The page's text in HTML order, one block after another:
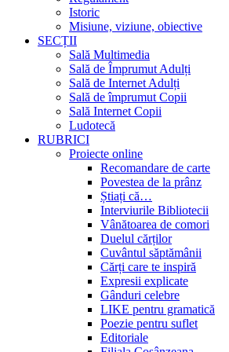
Istoric
Misiune, viziune, obiective
SECȚII
Sală Multimedia
Sală de Împrumut Adulți
Sală de Internet Adulți
Sală de împrumut Copii
Sală Internet Copii
Ludotecă
RUBRICI
Proiecte online
Recomandare de carte
Povestea de la prânz
Știați că…
Interviurile Bibliotecii
Vânătoarea de comori
Duelul cărților
Cuvântul săptămânii
Cărți care te inspiră
Expresii explicate
Gânduri celebre
LIKE pentru gramatică
Poezie pentru suflet
Editoriale